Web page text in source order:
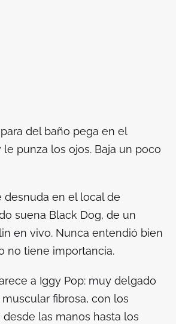
del baño pega en el
punza los ojos. Baja un poco
desnuda en el local de
suena Black Dog, de un
en vivo. Nunca entendió bien
no tiene importancia.
a Iggy Pop: muy delgado
fibrosa, con los
desde las manos hasta los